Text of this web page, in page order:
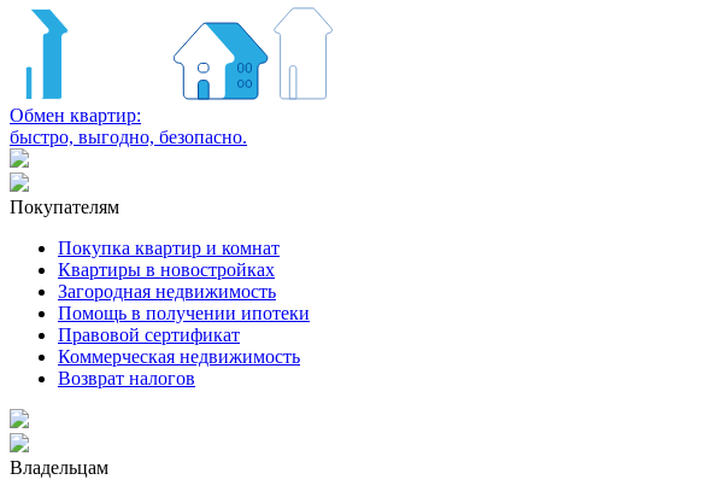
Обмен квартир:
быстро, выгодно, безопасно.
Покупателям
Покупка квартир и комнат
Квартиры в новостройках
Загородная недвижимость
Помощь в получении ипотеки
Правовой сертификат
Коммерческая недвижимость
Возврат налогов
Владельцам